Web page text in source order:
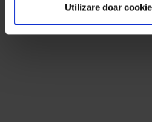
Utilizare doar